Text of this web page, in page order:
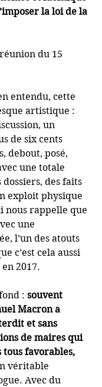
la loi de la
du 15
entendu, cette
artistique :
un
de six cents
debout, posé,
une totale
dossiers, des faits
exploit physique
nous rappelle que
une
l’un des atouts
c’est cela aussi
2017.
: souvent
Macron a
et sans
de maires qui
favorables,
véritable
Avec du